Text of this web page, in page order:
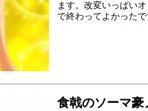
ます。改変いっぱい
で終わってよかったで
食戟のソーマ